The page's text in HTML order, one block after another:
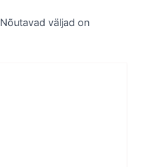
Nõutavad väljad on